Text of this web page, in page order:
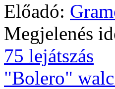
Előadó:
Megjelenés
75 lejátszás
"Bolero"